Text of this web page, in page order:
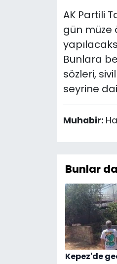
AK Partili
gün müze
Bunlara
sözleri,
seyrine
Muhabir:
Bunlar
Kepez'de